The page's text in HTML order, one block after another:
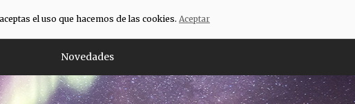
Novedades
el uso que hacemos de las cookies. Aceptar